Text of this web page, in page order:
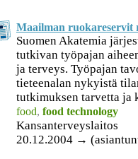
Maailman ruokareservit
Suomen Akatemia
tutkivan työpajan
ja terveys. Työpajan
tieteenalan nykyistä
tutkimuksen tarvetta ja
food, food technology
Kansanterveyslaitos
20.12.2004 →